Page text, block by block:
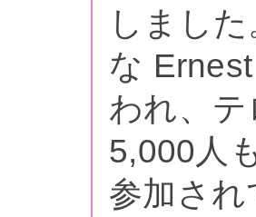
しまし
な
われ、
5,000人
参加さ